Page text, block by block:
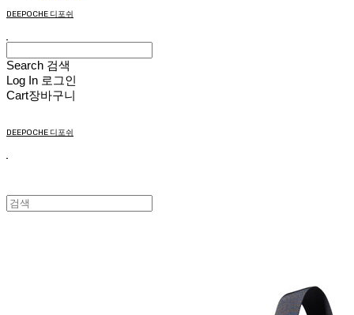
DEEPOCHE 디포쉬
Search 검색
Log In 로그인
Cart장바구니
DEEPOCHE 디포쉬